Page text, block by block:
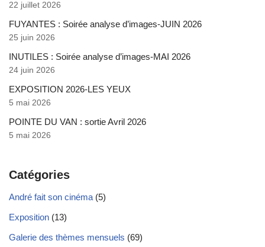
22 juillet 2026
FUYANTES : Soirée analyse d’images-JUIN 2026
25 juin 2026
INUTILES : Soirée analyse d’images-MAI 2026
24 juin 2026
EXPOSITION 2026-LES YEUX
5 mai 2026
POINTE DU VAN : sortie Avril 2026
5 mai 2026
Catégories
André fait son cinéma (5)
Exposition (13)
Galerie des thèmes mensuels (69)